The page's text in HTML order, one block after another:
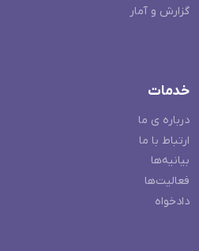
گزارش و آمار
خدمات
درباره ی ما
ارتباط با ما
بیانیه‌ها
فعالیت‌ها
دادخواه